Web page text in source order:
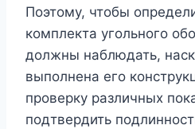
Поэтому, чтобы
комплекта угольного
должны наблюдать,
выполнена его
проверку различных
подтвердить